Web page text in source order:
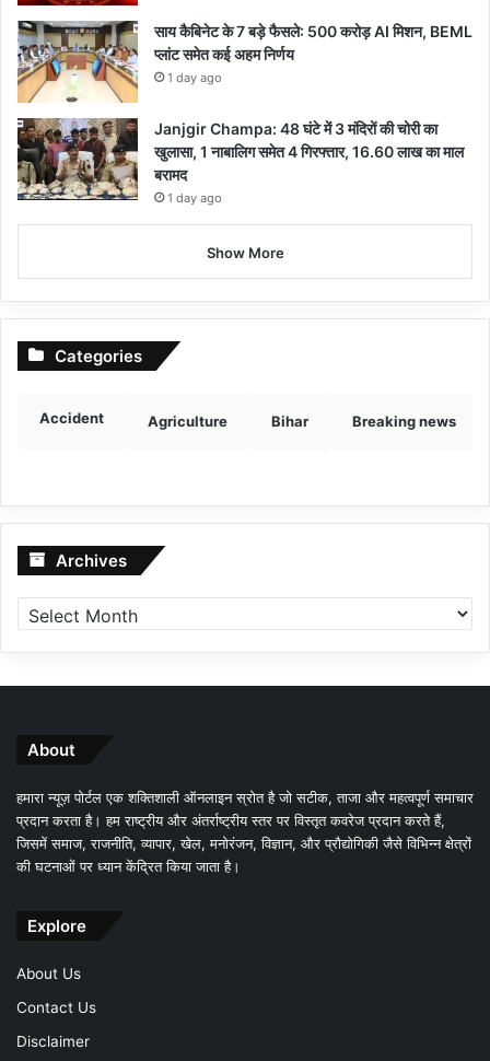
साय कैबिनेट के 7 बड़े फैसले: 500 करोड़ AI मिशन, BEML
प्लांट समेत कई अहम निर्णय
1 day ago
Janjgir Champa: 48 घंटे में 3 मंदिरों की चोरी का
खुलासा, 1 नाबालिग समेत 4 गिरफ्तार, 16.60 लाख का माल
बरामद
1 day ago
Show More
Categories
Accident Agriculture Bihar Breaking news
Archives Archives
About
हमारा न्यूज़ पोर्टल एक शक्तिशाली ऑनलाइन स्रोत है जो सटीक, ताजा और महत्वपूर्ण समाचार
प्रदान करता है। हम राष्ट्रीय और अंतर्राष्ट्रीय स्तर पर विस्तृत कवरेज प्रदान करते हैं,
जिसमें समाज, राजनीति, व्यापार, खेल, मनोरंजन, विज्ञान, और प्रौद्योगिकी जैसे विभिन्न क्षेत्रों
की घटनाओं पर ध्यान केंद्रित किया जाता है।
Explore
About Us
Contact Us
Disclaimer